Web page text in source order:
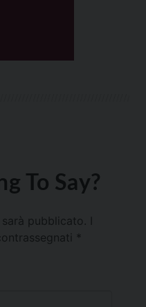
To Say?
sarà pubblicato.
*